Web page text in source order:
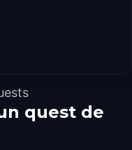
quest de